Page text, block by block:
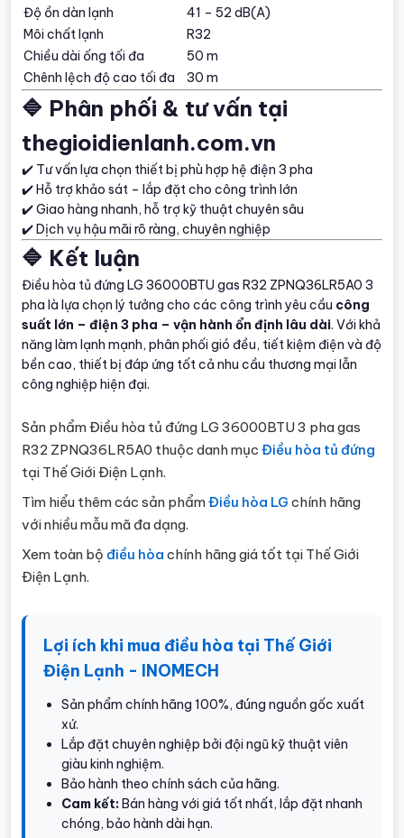
Độ ồn dàn lạnh
41 – 52 dB(A)
Môi chất lạnh
R32
Chiều dài ống tối đa
50 m
Chênh lệch độ cao tối đa
30 m
🔷 Phân phối & tư vấn tại
thegioidienlanh.com.vn
✔️ Tư vấn lựa chọn thiết bị phù hợp hệ điện 3 pha
✔️ Hỗ trợ khảo sát – lắp đặt cho công trình lớn
✔️ Giao hàng nhanh, hỗ trợ kỹ thuật chuyên sâu
✔️ Dịch vụ hậu mãi rõ ràng, chuyên nghiệp
🔷 Kết luận
Điều hòa tủ đứng LG 36000BTU gas R32 ZPNQ36LR5A0 3
pha là lựa chọn lý tưởng cho các công trình yêu cầu công
suất lớn – điện 3 pha – vận hành ổn định lâu dài. Với khả
năng làm lạnh mạnh, phân phối gió đều, tiết kiệm điện và độ
bền cao, thiết bị đáp ứng tốt cả nhu cầu thương mại lẫn
công nghiệp hiện đại.
Sản phẩm Điều hòa tủ đứng LG 36000BTU 3 pha gas
R32 ZPNQ36LR5A0 thuộc danh mục Điều hòa tủ đứng
tại Thế Giới Điện Lạnh.
Tìm hiểu thêm các sản phẩmĐiều hòa LG chính hãng
với nhiều mẫu mã đa dạng.
Xem toàn bộ điều hòa chính hãng giá tốt tại Thế Giới
Điện Lạnh.
Lợi ích khi mua điều hòa tại Thế Giới
Điện Lạnh - INOMECH
Sản phẩm chính hãng 100%, đúng nguồn gốc xuất
xứ.
Lắp đặt chuyên nghiệp bởi đội ngũ kỹ thuật viên
giàu kinh nghiệm.
Bảo hành theo chính sách của hãng.
Cam kết:Bán hàng với giá tốt nhất, lắp đặt nhanh
chóng, bảo hành dài hạn.